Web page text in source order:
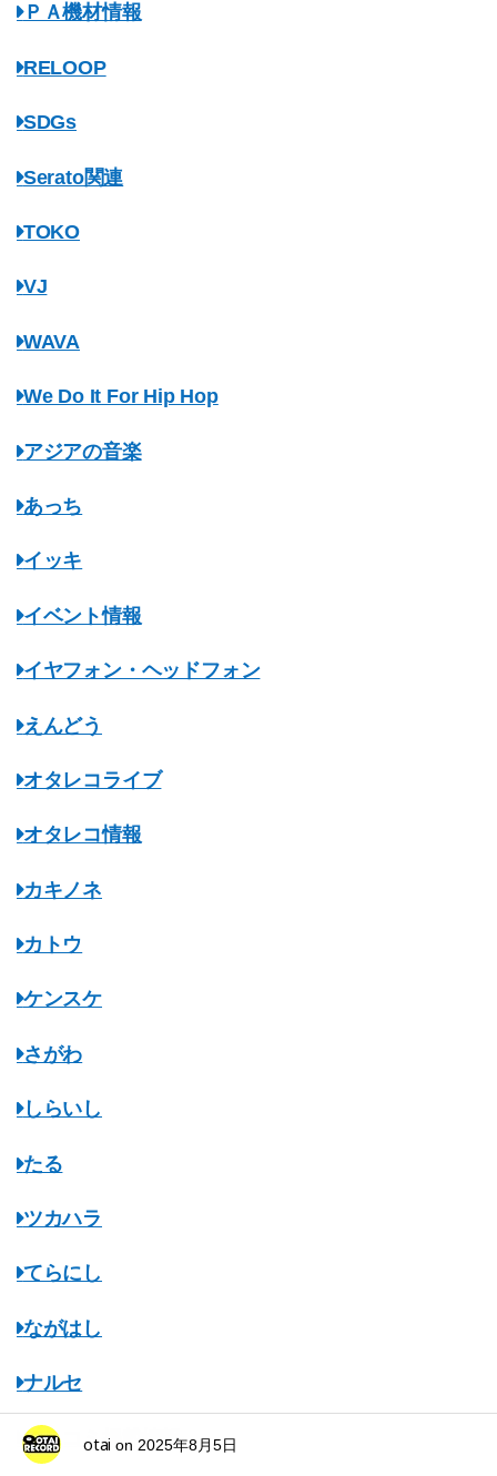
ＰＡ機材情報
RELOOP
SDGs
Serato関連
TOKO
VJ
WAVA
We Do It For Hip Hop
アジアの音楽
あっち
イッキ
イベント情報
イヤフォン・ヘッドフォン
えんどう
オタレコライブ
オタレコ情報
カキノネ
カトウ
ケンスケ
さがわ
しらいし
たる
ツカハラ
てらにし
ながはし
ナルセ
マスコミ掲載情報
otai on 2025年8月5日